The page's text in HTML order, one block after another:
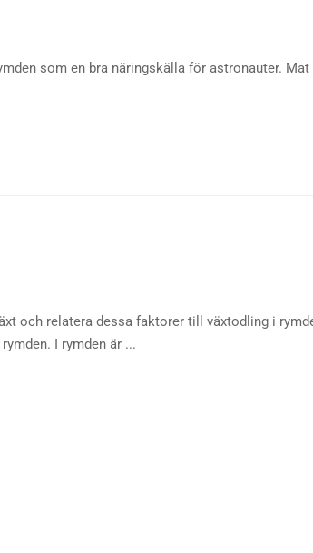
som en bra näringskälla för astronauter. Mat
och relatera dessa faktorer till växtodling i
I rymden är ...